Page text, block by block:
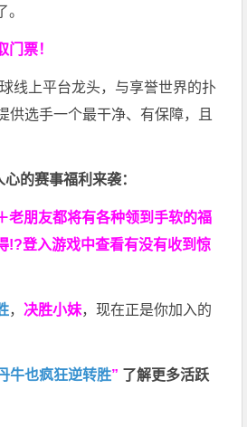
。
门票！
线上平台龙头，与享誉世界的扑
供选手一个最干净、有保障，且
的赛事福利来袭：
老朋友都将有各种领到手软的福
!?登入游戏中查看有没有收到惊
， 决胜小妹，现在正是你加入的
牛也疯狂逆转胜” 了解更多活跃